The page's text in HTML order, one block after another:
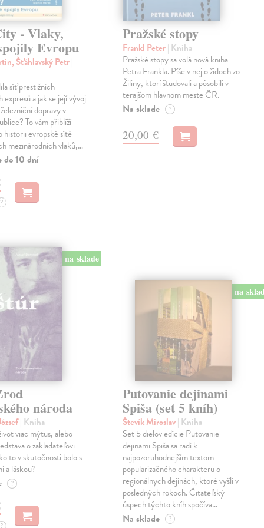
- Vlaky,
Evropu
Šťáhlavský Petr|
síť prestižních
expresů a jak se její vývoj
dopravy v
To vám přiblíží
historii evropské sítě
mezinárodních vlaků,…
do 10 dní
?
Pražské stopy
Frankl Peter| Kniha
Pražské stopy sa volá nová kniha
Petra Frankla. Píše v nej o židoch zo
Žiliny, ktorí študovali a pôsobili v
terajšom hlavnom meste ČR.
Na sklade ?
20,00 €
na sklade
národa
| Kniha
viac mýtus, alebo
o zakladateľovi
to v skutočnosti bolo s
a láskou?
?
?
na
Putovanie dejinami
Spiša (set 5 kníh)
Števík Miroslav| Kniha
Set 5 dielov edície Putovanie
dejinami Spiša sa radí k
najpozoruhodnejším textom
popularizačného charakteru o
regionálnych dejinách, ktoré vyšli v
posledných rokoch. Čitateľský
úspech týchto kníh spočíva…
Na sklade ?